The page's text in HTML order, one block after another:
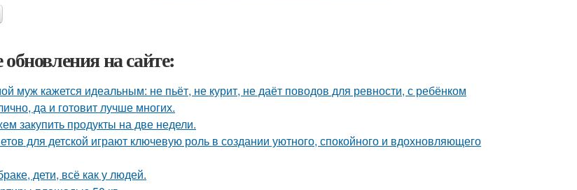
на сайте:
муж кажется идеальным: не пьёт, не курит, не даёт поводов для ревности, с ребёнком
да и готовит лучше многих.
закупить продукты на две недели.
для детской играют ключевую роль в создании уютного, спокойного и вдохновляющего
дети, всё как у людей.